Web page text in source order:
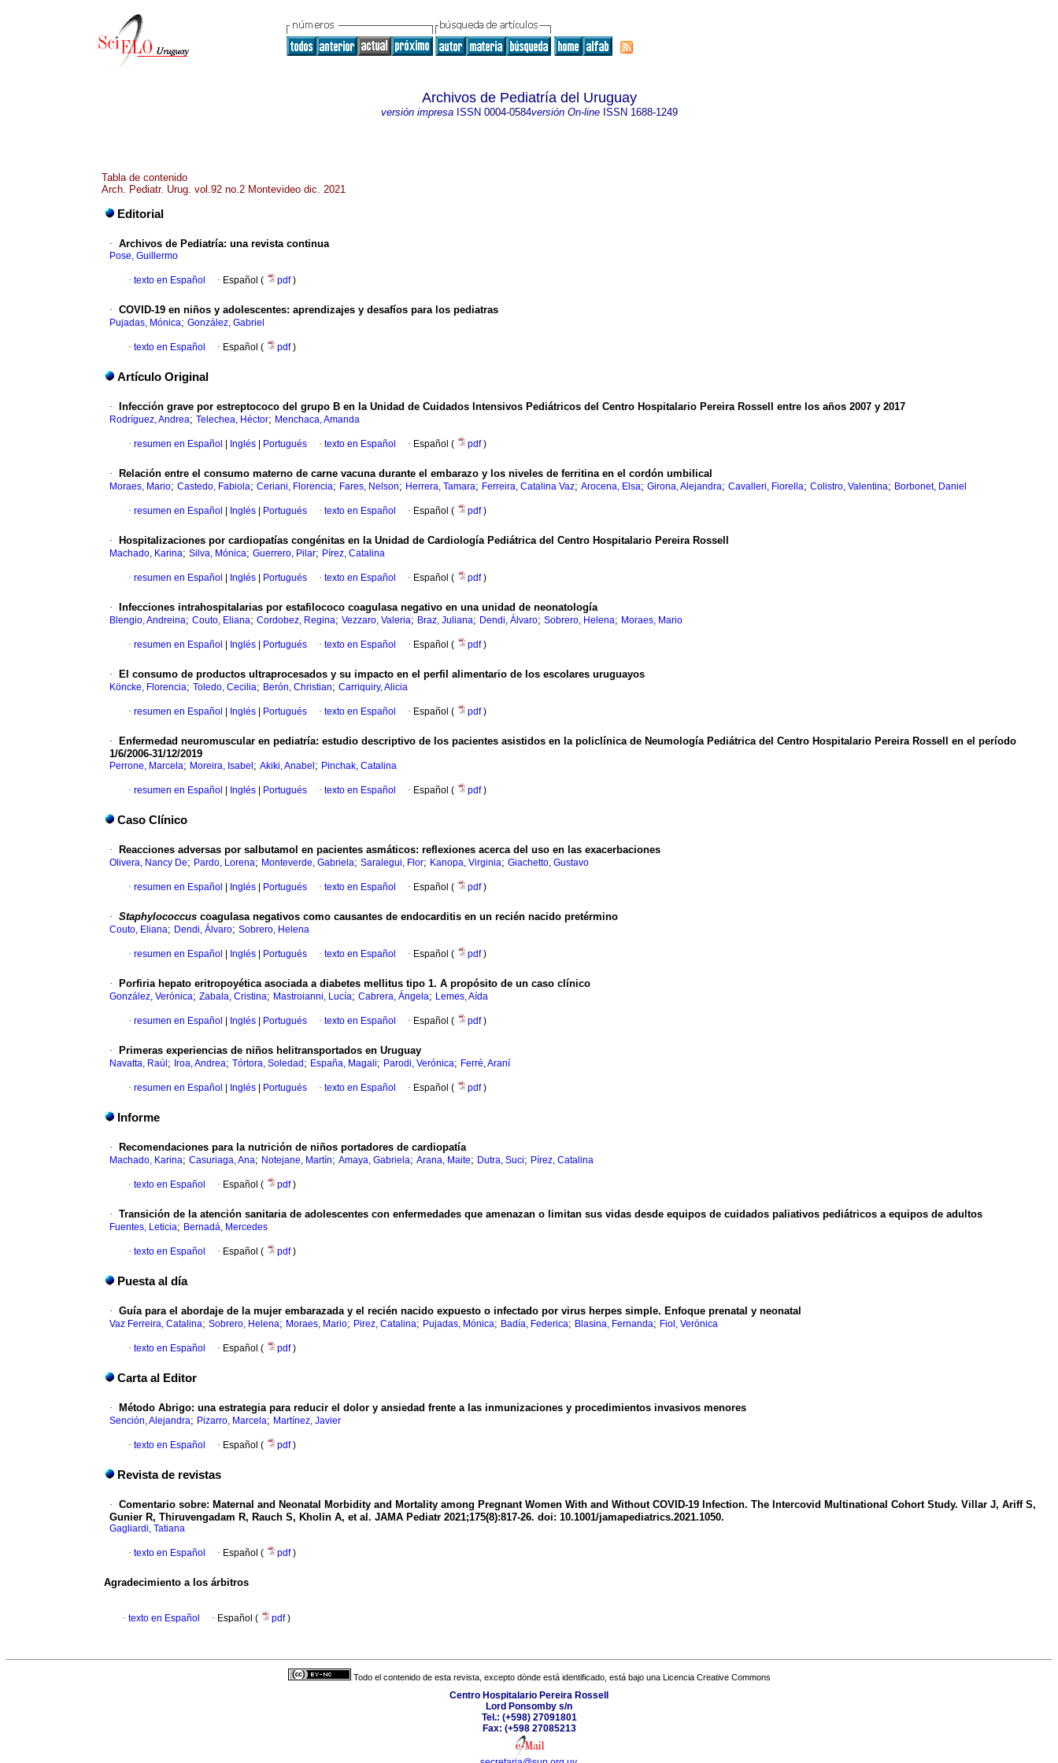
Archivos de Pediatría del Uruguay
versión impresaISSN 0004-0584versión On-lineISSN 1688-1249
Tabla de contenido
Arch. Pediatr. Urug. vol.92 no.2 Montevideo dic. 2021
Editorial
· Archivos de Pediatría: una revista continua
Pose, Guillermo
· texto en Español · Español ( pdf)
· COVID-19 en niños y adolescentes: aprendizajes y desafíos para los pediatras
Pujadas, Mónica; González, Gabriel
· texto en Español · Español ( pdf)
Artículo Original
· Infección grave por estreptococo del grupo B en la Unidad de Cuidados Intensivos Pediátricos del Centro Hospitalario Pereira Rossell entre los años 2007 y 2017
Rodríguez, Andrea; Telechea, Héctor; Menchaca, Amanda
· resumen en Español Inglés Portugués · texto en Español · Español ( pdf)
· Relación entre el consumo materno de carne vacuna durante el embarazo y los niveles de ferritina en el cordón umbilical
Moraes, Mario; Castedo, Fabiola; Ceriani, Florencia; Fares, Nelson; Herrera, Tamara; Ferreira, Catalina Vaz; Arocena, Elsa; Girona, Alejandra; Cavalleri, Fiorella; Colistro, Valentina; Borbonet, Daniel
· resumen en Español Inglés Portugués · texto en Español · Español ( pdf)
· Hospitalizaciones por cardiopatías congénitas en la Unidad de Cardiología Pediátrica del Centro Hospitalario Pereira Rossell
Machado, Karina; Silva, Mónica; Guerrero, Pilar; Pírez, Catalina
· resumen en Español Inglés Portugués · texto en Español · Español ( pdf)
· Infecciones intrahospitalarias por estafilococo coagulasa negativo en una unidad de neonatología
Blengio, Andreina; Couto, Eliana; Cordobez, Regina; Vezzaro, Valeria; Braz, Juliana; Dendi, Álvaro; Sobrero, Helena; Moraes, Mario
· resumen en Español Inglés Portugués · texto en Español · Español ( pdf)
· El consumo de productos ultraprocesados y su impacto en el perfil alimentario de los escolares uruguayos
Köncke, Florencia; Toledo, Cecilia; Berón, Christian; Carriquiry, Alicia
· resumen en Español Inglés Portugués · texto en Español · Español ( pdf)
·
Enfermedad neuromuscular en pediatría: estudio descriptivo de los pacientes asistidos en la policlínica de Neumología Pediátrica del Centro Hospitalario Pereira Rossell en el período
1/6/2006-31/12/2019
Perrone, Marcela; Moreira, Isabel ; Akiki, Anabel ; Pinchak, Catalina
· resumen en Español Inglés Portugués · texto en Español · Español ( pdf)
Caso Clínico
· Reacciones adversas por salbutamol en pacientes asmáticos: reflexiones acerca del uso en las exacerbaciones
Olivera, Nancy De; Pardo, Lorena; Monteverde, Gabriela; Saralegui, Flor; Kanopa, Virginia; Giachetto, Gustavo
· resumen en Español Inglés Portugués · texto en Español · Español ( pdf)
· Staphylococcus coagulasa negativos como causantes de endocarditis en un recién nacido pretérmino
Couto, Eliana; Dendi, Álvaro; Sobrero, Helena
· resumen en Español Inglés Portugués · texto en Español · Español ( pdf)
· Porfiria hepato eritropoyética asociada a diabetes mellitus tipo 1. A propósito de un caso clínico
González, Verónica; Zabala, Cristina; Mastroianni, Lucía; Cabrera, Ángela; Lemes, Aída
· resumen en Español Inglés Portugués · texto en Español · Español ( pdf)
· Primeras experiencias de niños helitransportados en Uruguay
Navatta, Raúl ; Iroa, Andrea; Tórtora, Soledad ; España, Magali; Parodi, Verónica; Ferré, Araní
· resumen en Español Inglés Portugués · texto en Español · Español ( pdf)
Informe
· Recomendaciones para la nutrición de niños portadores de cardiopatía
Machado, Karina; Casuriaga, Ana; Notejane, Martín; Amaya, Gabriela; Arana, Maite; Dutra, Suci; Pírez, Catalina
· texto en Español · Español ( pdf)
· Transición de la atención sanitaria de adolescentes con enfermedades que amenazan o limitan sus vidas desde equipos de cuidados paliativos pediátricos a equipos de adultos
Fuentes, Leticia; Bernadá, Mercedes
· texto en Español · Español ( pdf)
Puesta al día
· Guía para el abordaje de la mujer embarazada y el recién nacido expuesto o infectado por virus herpes simple. Enfoque prenatal y neonatal
Vaz Ferreira, Catalina; Sobrero, Helena; Moraes, Mario; Pirez, Catalina; Pujadas, Mónica; Badía, Federica; Blasina, Fernanda; Fiol, Verónica
· texto en Español · Español ( pdf)
Carta al Editor
· Método Abrigo: una estrategia para reducir el dolor y ansiedad frente a las inmunizaciones y procedimientos invasivos menores
Sención, Alejandra; Pizarro, Marcela; Martínez, Javier
· texto en Español · Español ( pdf)
Revista de revistas
· Comentario sobre: Maternal and Neonatal Morbidity and Mortality among Pregnant Women With and Without COVID-19 Infection. The Intercovid Multinational Cohort Study. Villar J, Ariff S,
Gunier R, Thiruvengadam R, Rauch S, Kholin A, et al. JAMA Pediatr 2021;175(8):817-26. doi: 10.1001/jamapediatrics.2021.1050.
Gagliardi, Tatiana
· texto en Español · Español ( pdf)
Agradecimiento a los árbitros
· texto en Español · Español ( pdf)
Todo el contenido de esta revista, excepto dónde está identificado, está bajo una Licencia Creative Commons
Centro Hospitalario Pereira Rossell
Lord Ponsomby s/n
Tel.: (+598) 27091801
Fax: (+598 27085213